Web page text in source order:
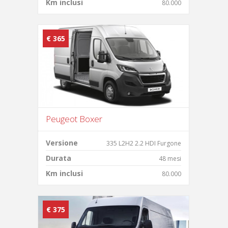
Km inclusi 80.000
€ 365
Peugeot Boxer
Versione 335 L2H2 2.2 HDI Furgone
Durata 48 mesi
Km inclusi 80.000
€ 375